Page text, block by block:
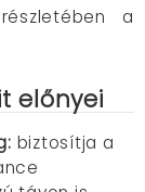
a
előnyei
biztosítja a